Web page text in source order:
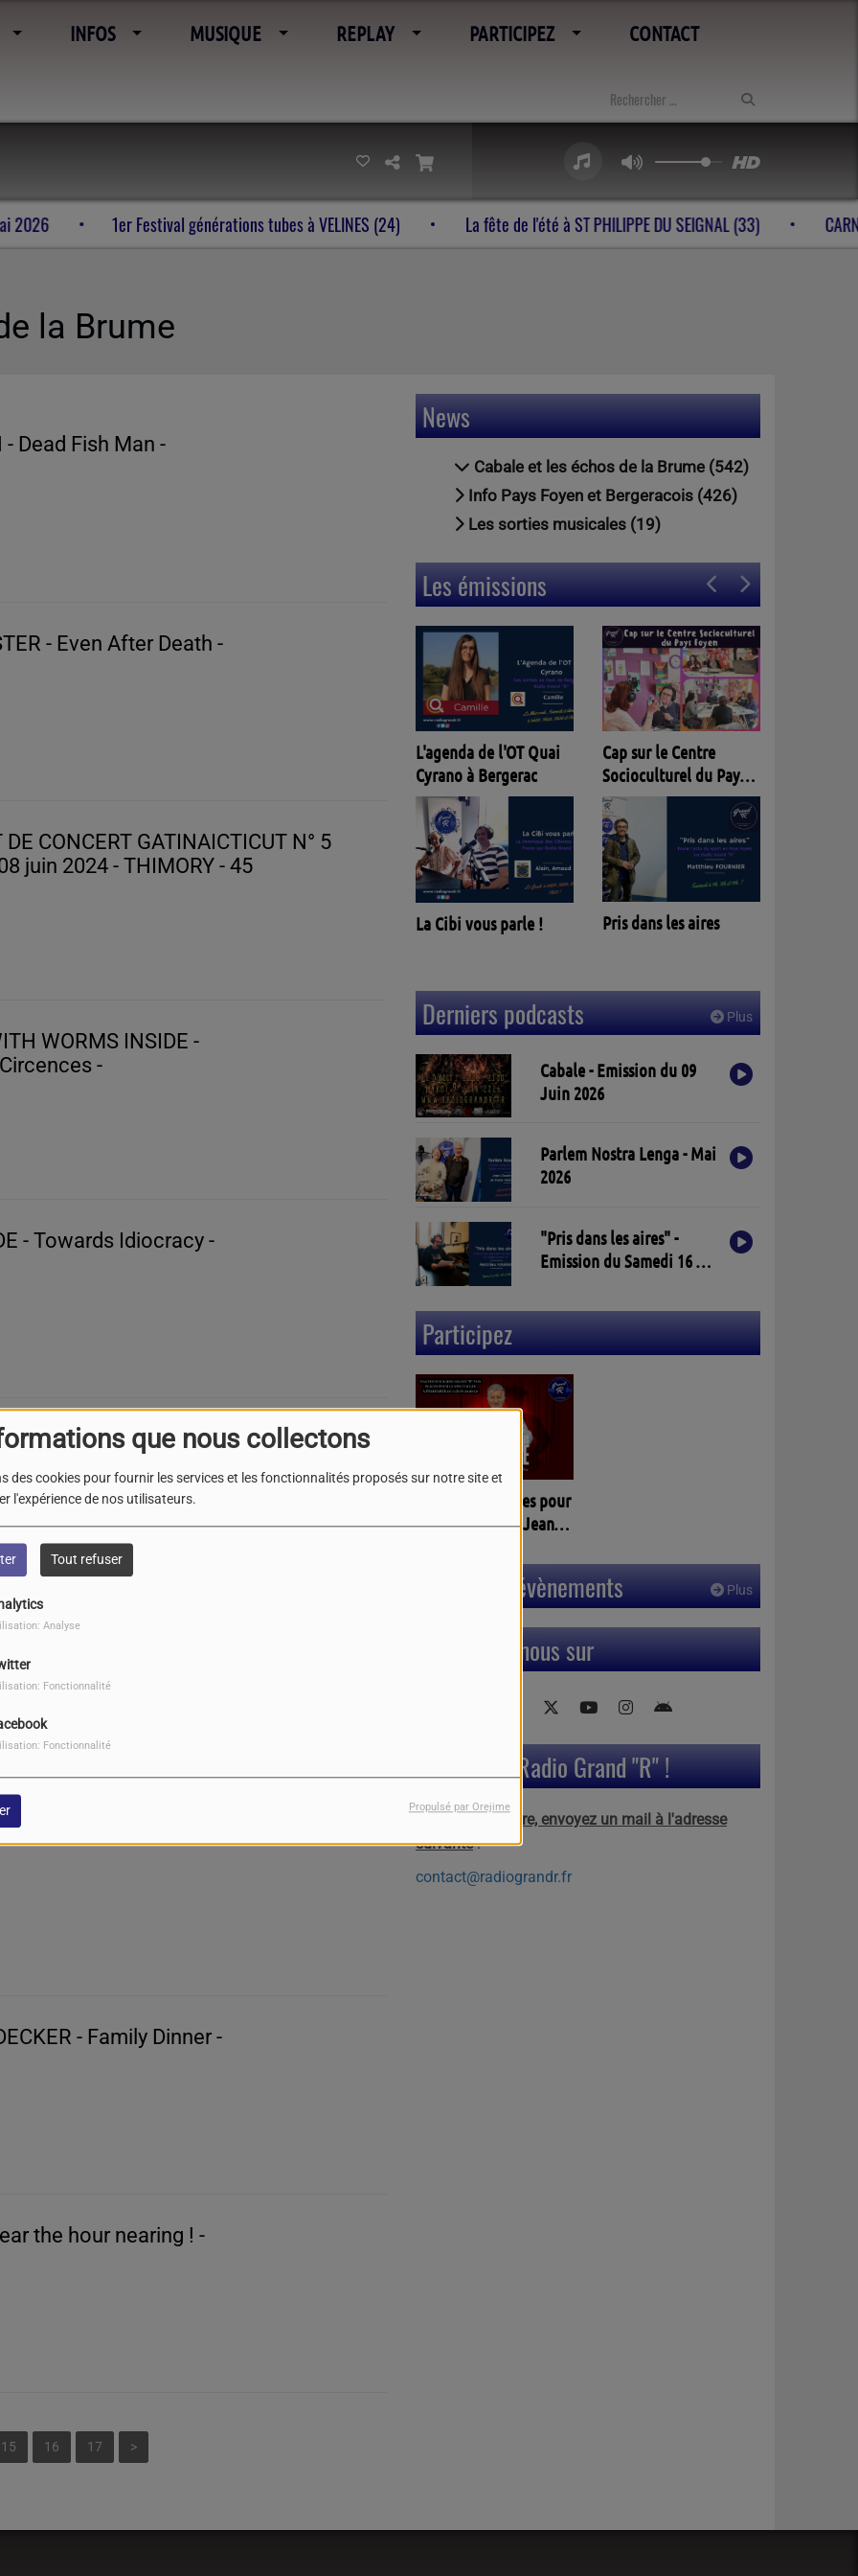
que nous collectons
des cookies pour fournir les services et les fonctionnalités proposés sur notre site et
l'expérience de nos utilisateurs.
Tout refuser
Analyse
Fonctionnalité
Fonctionnalité
Propulsé par Orejime
INFOS MUSIQUE REPLAY PARTICIPEZ CONTACT
23-24-25 mai 2026 1er Festival générations tubes à VELINES (24) La fête de l'été à ST PHILIPPE DU
la Brume
- Dead Fish Man -
- Even After Death -
GATINAICTICUT N° 5
Samedi 08 juin 2024 - THIMORY - 45
WORMS INSIDE -
-
- Towards Idiocracy -
ALBER CAVE – ARTERY
33
DE CONCERT THE VEIL OF
– AODON - STORMHAVEN
au Lembarzique Café - 24
- The Fallen -
- Family Dinner -
the hour nearing ! -
15 16 17 >
News
Cabale et les échos de la Brume (542)
Info Pays Foyen et Bergeracois (426)
Les sorties musicales (19)
Les émissions
L'agenda de l'OT Quai
Cyrano à Bergerac
La Cibi vous parle !
Cap sur le Centre
Socioculturel du Pays
Foyen
Pris dans les aires
Plus
Derniers podcasts
Cabale - Emission du 09
Juin 2026
Parlem Nostra Lenga - Mai
2026
"Pris dans les aires" -
Emission du Samedi 16 Mai
Participez
Gagnez vos places pour
le spectacles de Jean
Plus
Prochains évènements
Retrouvez-nous sur
Contactez Radio Grand "R" !
Pour nous joindre, envoyez un mail à l'adresse
suivante:
contact@radiograndr.fr